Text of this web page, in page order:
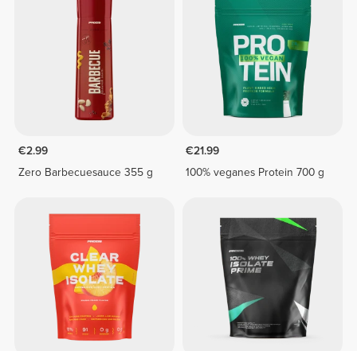
€2.99
Zero Barbecuesauce 355 g
€21.99
100% veganes Protein 700 g